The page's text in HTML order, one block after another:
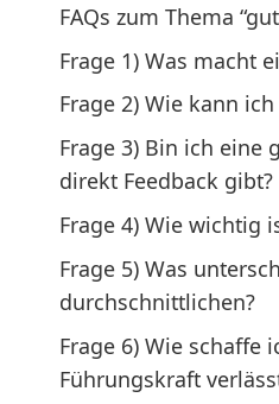
FAQs zum Thema
Frage 1) Was macht
Frage 2) Wie kann
Frage 3) Bin ich eine
direkt Feedback gibt?
Frage 4) Wie wichtig
Frage 5) Was
durchschnittlichen?
Frage 6) Wie schaffe
Führungskraft